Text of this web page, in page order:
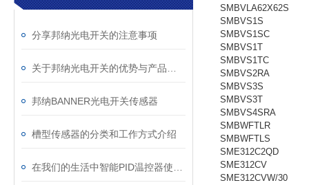
分享邦纳光电开关的注意事项
邦纳BANNER光电开关传感器
槽型传感器的分类和工作方式介绍
SMBVLA62X62S
SMBVS1S
SMBVS1SC
SMBVS1T
SMBVS1TC
SMBVS2RA
SMBVS3S
SMBVS3T
SMBVS4SRA
SMBWFTLR
SMBWFTLS
SME312C2QD
SME312CV
SME312CVW/30